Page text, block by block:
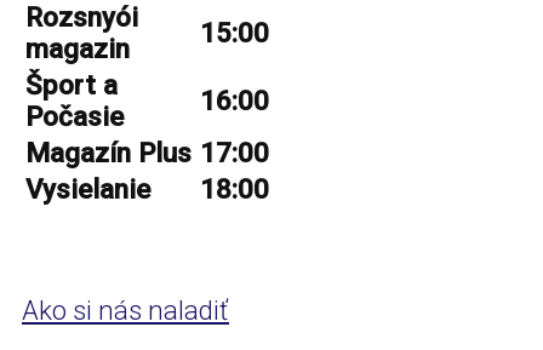
Rozsnyói
magazin
15:00
Šport a
Počasie
16:00
Magazín Plus 17:00
Vysielanie
18:00
Ako si nás naladiť